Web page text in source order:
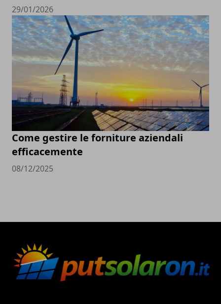
29/01/2026
Come gestire le forniture aziendali
efficacemente
08/12/2025